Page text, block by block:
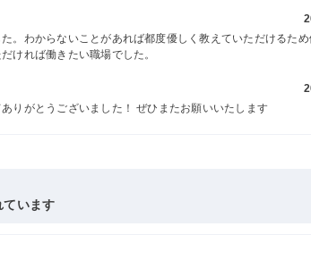
。わからないことがあれば都度優しく教えていただけるた
ければ働きたい職場でした。
りがとうございました！ ぜひまたお願いいたします
ています